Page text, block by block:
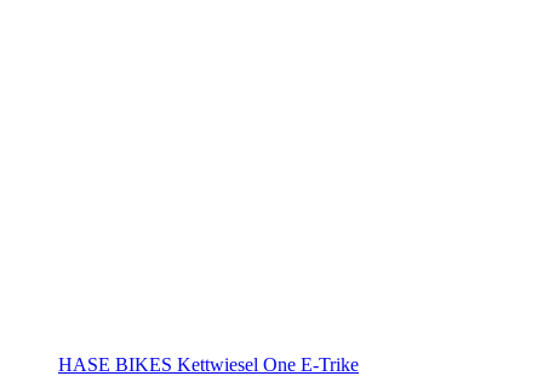
HASE BIKES Kettwiesel One E-Trike